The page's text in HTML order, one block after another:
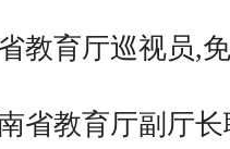
育厅巡视员,免
教育厅副厅长